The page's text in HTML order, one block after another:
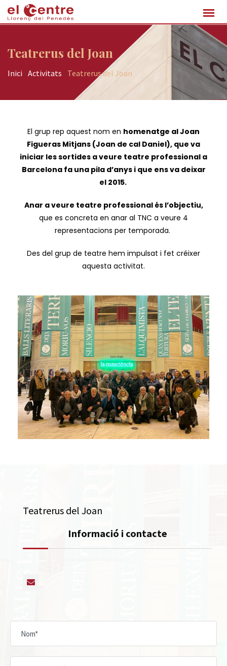
Teatrerus del Joan
Inici -Activitats - Teatrerus del Joan
El grup rep aquest nom en homenatge al Joan
Figueras Mitjans (Joan de cal Daniel), que va
iniciar les sortides a veure teatre professional a
Barcelona fa una pila d’anys i que ens va deixar
el 2015.
Anar a veure teatre professional és l’objectiu,
que es concreta en anar al TNC a veure 4
representacions per temporada.
Des del grup de teatre hem impulsat i fet créixer
aquesta activitat.
Teatrerus del Joan
Informació i contacte